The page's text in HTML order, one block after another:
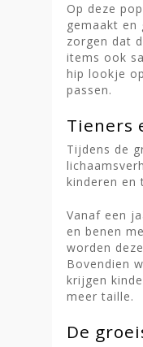
Op deze
gemaakt
zorgen dat
items ook
hip lookje
passen.
Tieners
Tijdens de
kinderen en
Vanaf een
en benen
worden
Bovendien
krijgen
meer taille.
De